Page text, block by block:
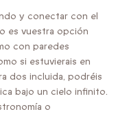
y conectar con el
es vuestra opción
con paredes
si estuvierais en
dos incluida, podréis
bajo un cielo infinito.
o